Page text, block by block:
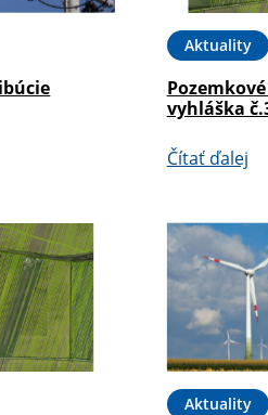
Aktuality
vyhláška
Čítať ďalej
Aktuality